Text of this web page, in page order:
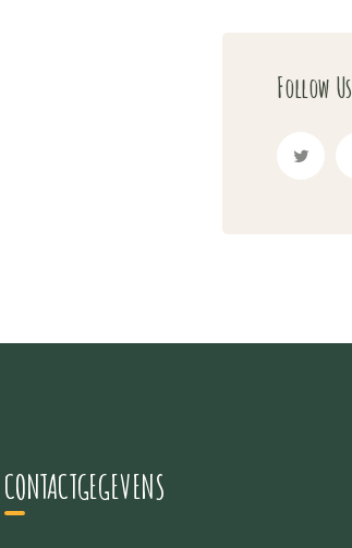
Follow Us
CONTACTGEGEVENS